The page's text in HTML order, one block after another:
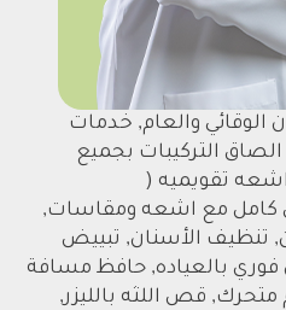
الوقائي والعام, خدمات
التركيبات بجميع
تقويميه (
مع اشعه ومقاسات,
تنظيف الأسنان, تبييض
فوري بالعياده, حافظ مسافة
قص اللثه بالليزر,